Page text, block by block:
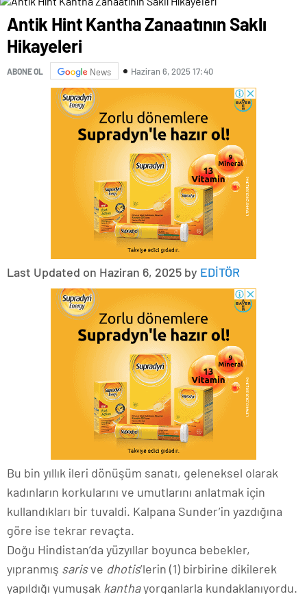
Antik Hint Kantha Zanaatının Saklı
Hikayeleri
ABONE OL News Haziran 6, 2025 17:40
Last Updated on Haziran 6, 2025 by EDİTÖR
Bu bin yıllık ileri dönüşüm sanatı, geleneksel olarak
kadınların korkularını ve umutlarını anlatmak için
kullandıkları bir tuvaldi. Kalpana Sunder’in yazdığına
göre ise tekrar revaçta.
Doğu Hindistan’da yüzyıllar boyunca bebekler,
yıpranmış sarisve dhotis’lerin (1) birbirine dikilerek
yapıldığı yumuşak kanthayorganlarla kundaklanıyordu.